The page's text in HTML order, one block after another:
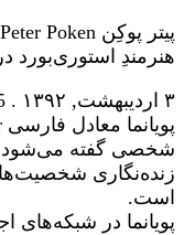
هنرمندِ استوری‌بورد
۳ اردیبهشت, ۱۳۹۲
.
5
شخصی گفته می‌شود
زنده‌نگاری
است.
پویانما در شبکه‌های